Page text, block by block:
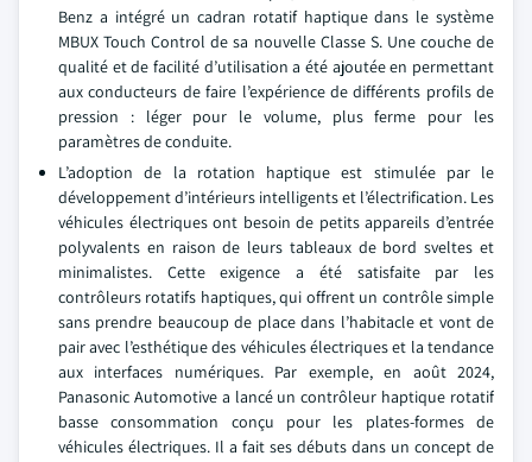
Benz a intégré un cadran rotatif haptique dans le système
MBUX Touch Control de sa nouvelle Classe S. Une couche de
qualité et de facilité d’utilisation a été ajoutée en permettant
aux conducteurs de faire l’expérience de différents profils de
pression : léger pour le volume, plus ferme pour les
paramètres de conduite.
L’adoption de la rotation haptique est stimulée par le
développement d’intérieurs intelligents et l’électrification. Les
véhicules électriques ont besoin de petits appareils d’entrée
polyvalents en raison de leurs tableaux de bord sveltes et
minimalistes. Cette exigence a été satisfaite par les
contrôleurs rotatifs haptiques, qui offrent un contrôle simple
sans prendre beaucoup de place dans l’habitacle et vont de
pair avec l’esthétique des véhicules électriques et la tendance
aux interfaces numériques. Par exemple, en août 2024,
Panasonic Automotive a lancé un contrôleur haptique rotatif
basse consommation conçu pour les plates-formes de
véhicules électriques. Il a fait ses débuts dans un concept de